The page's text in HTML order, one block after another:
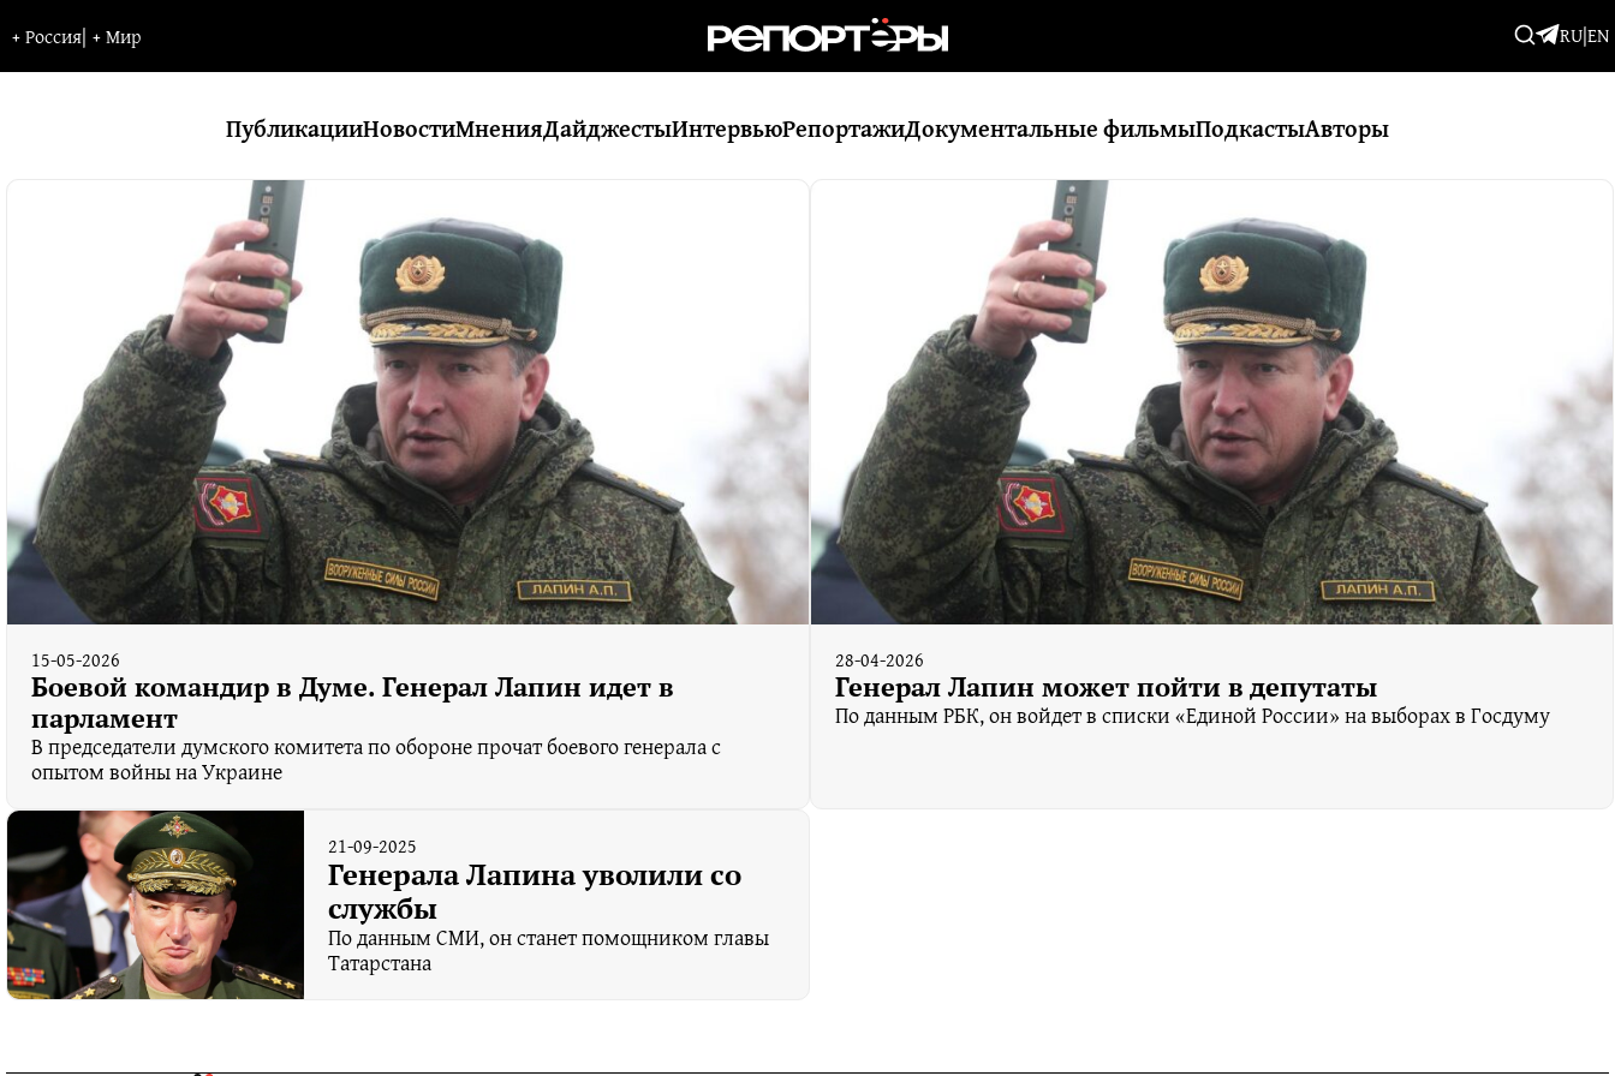
+Россия| +Мир RU|EN
ПубликацииНовостиМненияДайджестыИнтервьюРепортажиДокументальные фильмыПодкастыАвторы
15-05-2026
Боевой командир в Думе. Генерал Лапин идет в
парламент
В председатели думского комитета по обороне прочат боевого генерала с
опытом войны на Украине
28-04-2026
Генерал Лапин может пойти в депутаты
По данным РБК, он войдет в списки «Единой России» на выборах в Госдуму
21-09-2025
Генерала Лапина уволили со
службы
По данным СМИ, он станет помощником главы
Татарстана